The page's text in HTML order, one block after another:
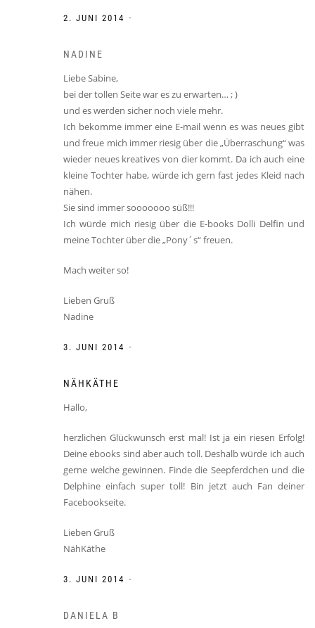
2. JUNI 2014 -
NADINE
Liebe Sabine,
bei der tollen Seite war es zu erwarten… ; )
und es werden sicher noch viele mehr.
Ich bekomme immer eine E-mail wenn es was neues gibt
und freue mich immer riesig über die „Überraschung“ was
wieder neues kreatives von dier kommt. Da ich auch eine
kleine Tochter habe, würde ich gern fast jedes Kleid nach
nähen.
Sie sind immer sooooooo süß!!!
Ich würde mich riesig über die E-books Dolli Delfin und
meine Tochter über die „Pony´s“ freuen.
Mach weiter so!
Lieben Gruß
Nadine
3. JUNI 2014 -
NÄHKÄTHE
Hallo,
herzlichen Glückwunsch erst mal! Ist ja ein riesen Erfolg!
Deine ebooks sind aber auch toll. Deshalb würde ich auch
gerne welche gewinnen. Finde die Seepferdchen und die
Delphine einfach super toll! Bin jetzt auch Fan deiner
Facebookseite.
Lieben Gruß
NähKäthe
3. JUNI 2014 -
DANIELA B